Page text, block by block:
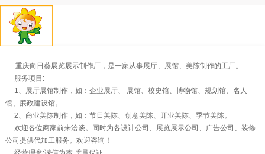
重庆向日葵展览展示制作厂，是一家从事展厅、展馆、美陈制作的工厂。
服务项目:
1、展厅展馆制作，如：企业展厅、 展馆、校史馆、博物馆、规划馆、名人
馆、廉政建设馆。
2、商业美陈制作，如：节日美陈、创意美陈、开业美陈、季节美陈。
欢迎各位商家前来洽谈。同时为各设计公司、展览展示公司、广告公司、装修
公司提供代加工服务。欢迎咨询！